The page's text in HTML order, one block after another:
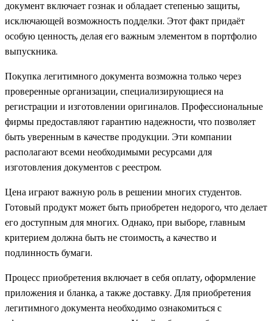
документ включает гознак и обладает степенью защиты,
исключающей возможность подделки. Этот факт придаёт
особую ценность, делая его важным элементом в портфолио
выпускника.
Покупка легитимного документа возможна только через
проверенные организации, специализирующиеся на
регистрации и изготовлении оригиналов. Профессиональные
фирмы предоставляют гарантию надежности, что позволяет
быть уверенным в качестве продукции. Эти компании
располагают всеми необходимыми ресурсами для
изготовления документов с реестром.
Цена играют важную роль в решении многих студентов.
Готовый продукт может быть приобретен недорого, что делает
его доступным для многих. Однако, при выборе, главным
критерием должна быть не стоимость, а качество и
подлинность бумаги.
Процесс приобретения включает в себя оплату, оформление
приложения и бланка, а также доставку. Для приобретения
легитимного документа необходимо ознакомиться с